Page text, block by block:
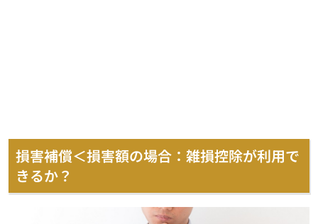
損害補償＜損害額の場合：雑損控除が利用で
きるか？